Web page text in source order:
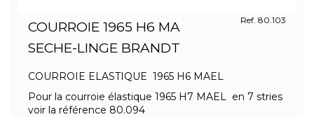
COURROIE 1965 H6 MA
SECHE-LINGE BRANDT
Ref. 80.103
COURROIE ELASTIQUE 1965 H6 MAEL
Pour la courroie élastique 1965 H7 MAEL en 7 stries
voir la référence 80.094